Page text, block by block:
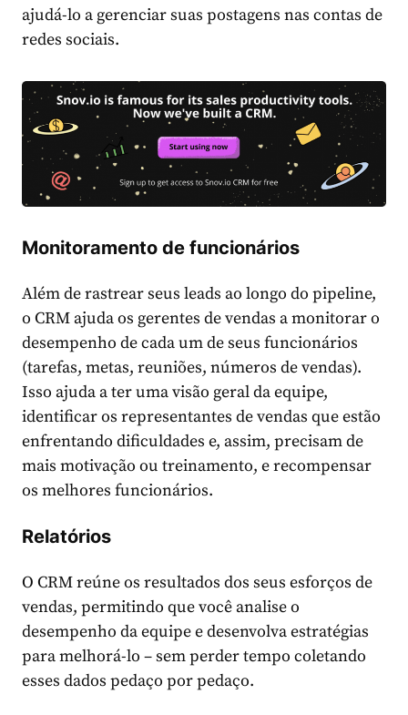
ajudá-lo a gerenciar suas postagens nas contas de
redes sociais.
Monitoramento de funcionários
Além de rastrear seus leads ao longo do pipeline,
o CRM ajuda os gerentes de vendas a monitorar o
desempenho de cada um de seus funcionários
(tarefas, metas, reuniões, números de vendas).
Isso ajuda a ter uma visão geral da equipe,
identificar os representantes de vendas que estão
enfrentando dificuldades e, assim, precisam de
mais motivação ou treinamento, e recompensar
os melhores funcionários.
Relatórios
O CRM reúne os resultados dos seus esforços de
vendas, permitindo que você analise o
desempenho da equipe e desenvolva estratégias
para melhorá-lo – sem perder tempo coletando
esses dados pedaço por pedaço.